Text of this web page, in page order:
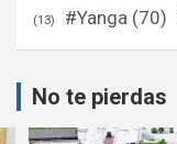
(13) #Yanga (70)
No te pierdas